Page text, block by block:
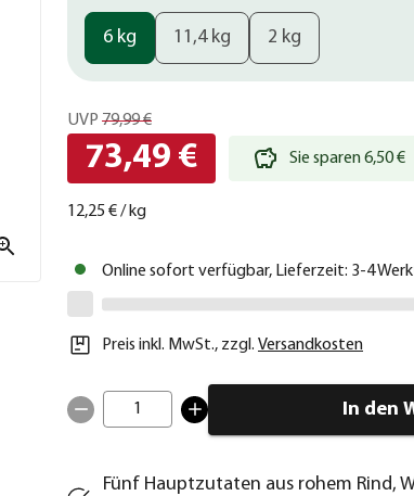
6 kg 11,4 kg 2 kg
UVP 79,99 €
73,49 € Sie sparen 6,50 €
12,25 €/ kg
Online sofort verfügbar, Lieferzeit: 3-4
Preis inkl. MwSt., zzgl. Versandkosten
1 In den
Fünf Hauptzutaten aus rohem Rind,